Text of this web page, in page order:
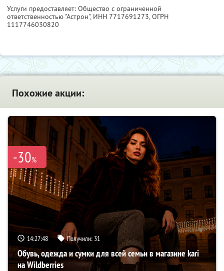
Услуги предоставляет: Общество с ограниченной
ответственностью "Астрон", ИНН 7717691273, ОГРН
1117746030820
Похожие акции:
-30%
14:27:47 Получили: 31
Обувь, одежда и сумки для всей семьи в магазине kari
на Wildberries